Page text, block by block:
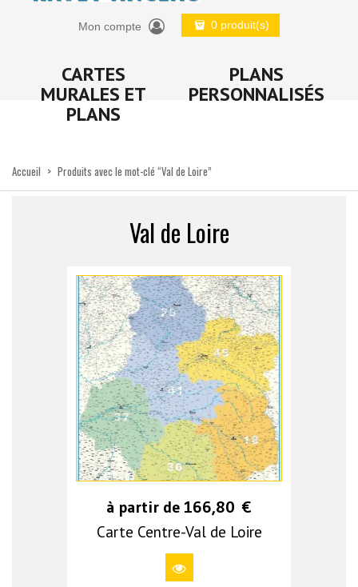
Mon compte 0 produit(s)
CARTES
MURALES ET
PLANS
PLANS
PERSONNALISÉS
Accueil > Produits avec le mot-clé “Val de Loire”
Val de Loire
à partir de 166,80 €
Carte Centre-Val de Loire